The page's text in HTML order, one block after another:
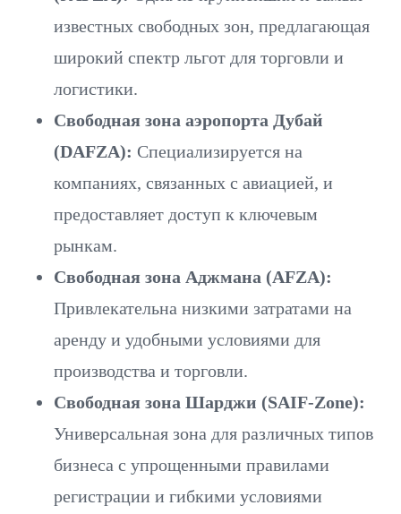
известных свободных зон, предлагающая
широкий спектр льгот для торговли и
логистики.
Свободная зона аэропорта Дубай
(DAFZA): Специализируется на
компаниях, связанных с авиацией, и
предоставляет доступ к ключевым
рынкам.
Свободная зона Аджмана (AFZA):
Привлекательна низкими затратами на
аренду и удобными условиями для
производства и торговли.
Свободная зона Шарджи (SAIF-Zone):
Универсальная зона для различных типов
бизнеса с упрощенными правилами
регистрации и гибкими условиями